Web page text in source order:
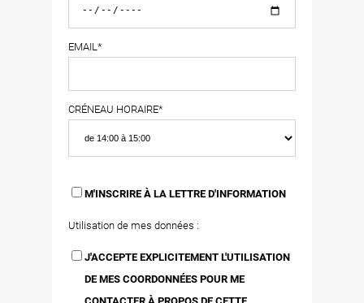
EMAIL*
CRÉNEAU HORAIRE*
M'INSCRIRE À LA LETTRE D'INFORMATION
Utilisation de mes données :
J'ACCEPTE EXPLICITEMENT L'UTILISATION
DE MES COORDONNÉES POUR ME